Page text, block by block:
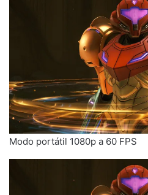
Modo portátil 1080p a 60 FPS